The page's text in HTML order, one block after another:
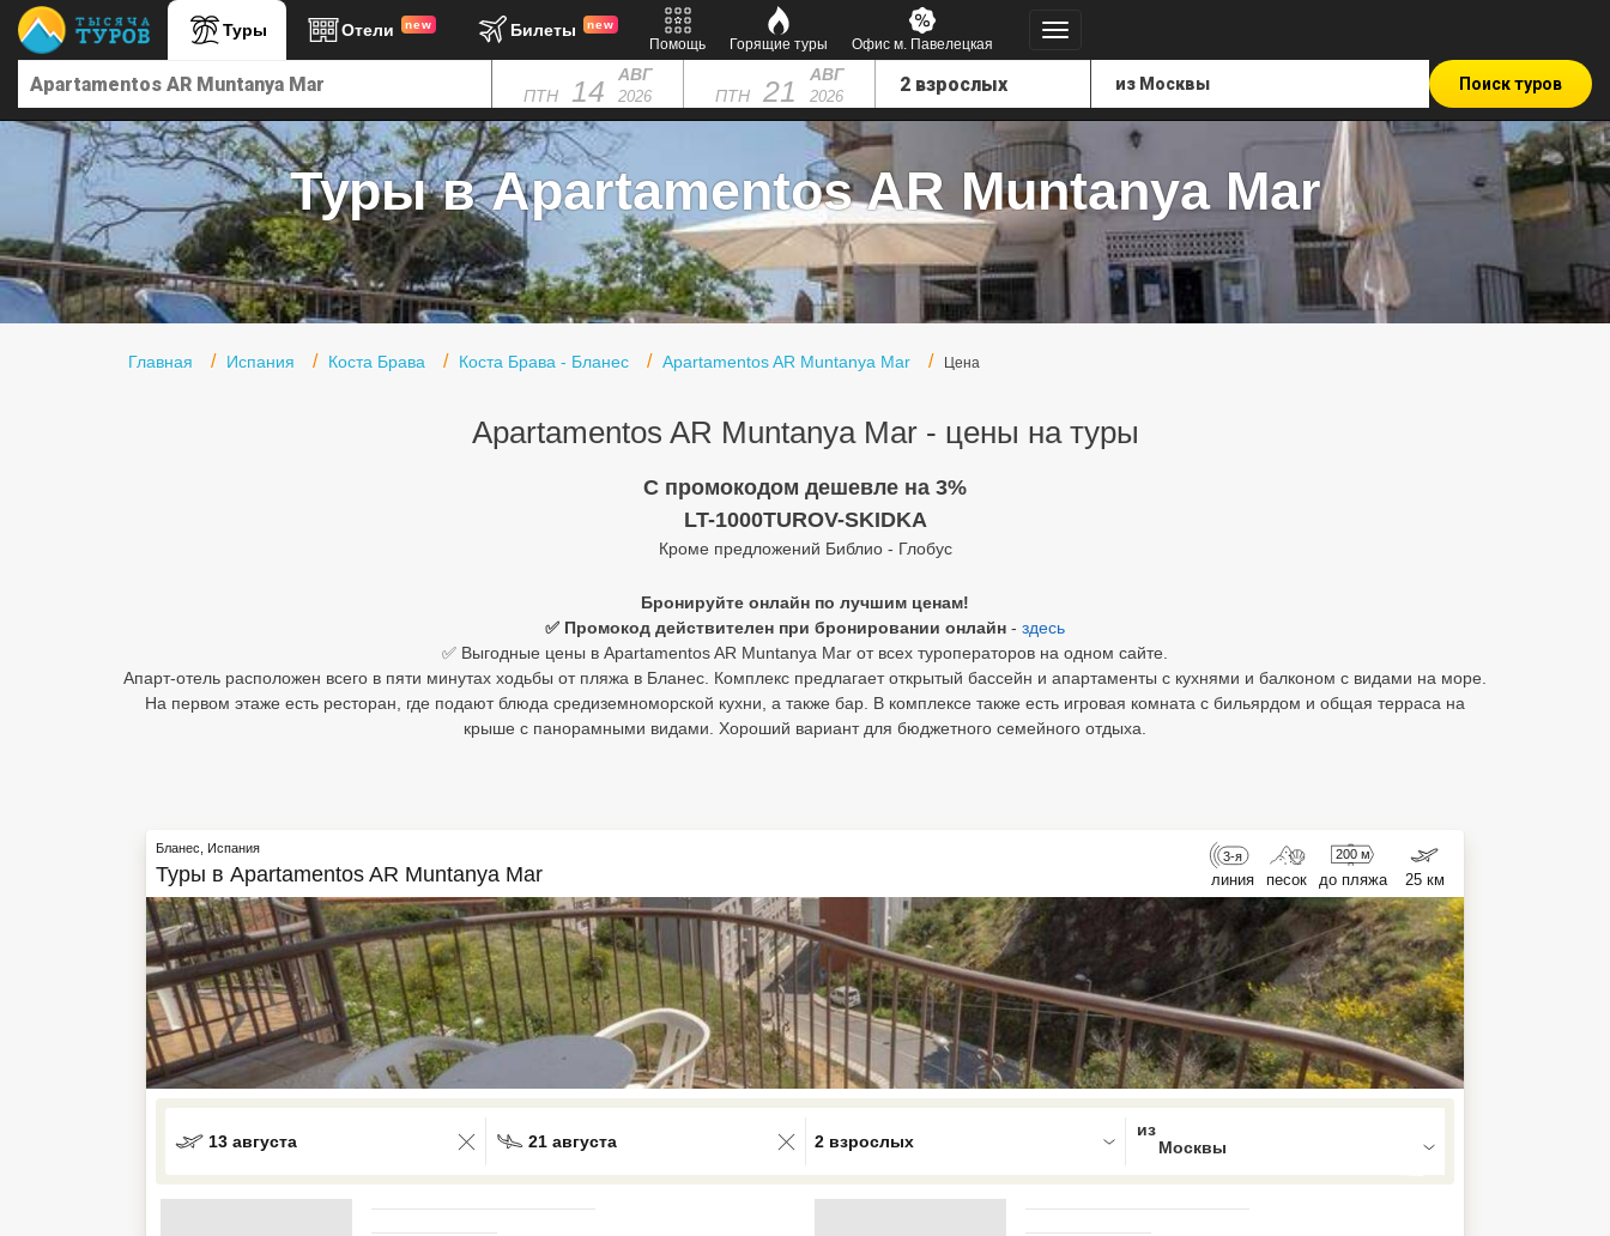
Туры Отели new Билеты new
Помощь Горящие туры Офис м. Павелецкая
ПТН 14 АВГ
2026 ПТН 21 АВГ
2026
Поиск туров
Туры в Apartamentos AR Muntanya Mar
Главная Испания Коста Брава Коста Брава - Бланес Apartamentos AR Muntanya Mar Цена
Apartamentos AR Muntanya Mar - цены на туры
C промокодом дешевле на 3%
LT-1000TUROV-SKIDKA
Кроме предложений Библио - Глобус
Бронируйте онлайн по лучшим ценам!
✅ Промокод действителен при бронировании онлайн - здесь
✅ Выгодные цены в Apartamentos AR Muntanya Mar от всех туроператоров на одном сайте.
Апарт-отель расположен всего в пяти минутах ходьбы от пляжа в Бланес. Комплекс предлагает открытый бассейн и апартаменты с кухнями и балконом с видами на море.
На первом этаже есть ресторан, где подают блюда средиземноморской кухни, а также бар. В комплексе также есть игровая комната с бильярдом и общая терраса на
крыше с панорамными видами. Хороший вариант для бюджетного семейного отдыха.
Бланес Испания
Туры в Apartamentos AR Muntanya Mar
3-я
линия песок
200 м
до пляжа 25 км
13 августа 21 августа
0 results available. Select is focused , press Down to open the menu,
2 взрослых
Главная
Туры в Турцию
Туры в Египет
Туры в ОАЭ
Офис г. Москва
Большой Сочи
VIP отели 5 звезд